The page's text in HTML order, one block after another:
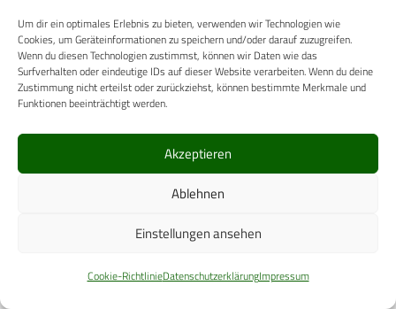
Um dir ein optimales Erlebnis zu bieten, verwenden wir Technologien wie
Cookies, um Geräteinformationen zu speichern und/oder darauf zuzugreifen.
Wenn du diesen Technologien zustimmst, können wir Daten wie das
Surfverhalten oder eindeutige IDs auf dieser Website verarbeiten. Wenn du deine
Zustimmung nicht erteilst oder zurückziehst, können bestimmte Merkmale und
Funktionen beeinträchtigt werden.
Akzeptieren
Ablehnen
Einstellungen ansehen
Cookie-RichtlinieDatenschutzerklärungImpressum
CPM EVENTS
KONTAKT
AUTORENHINWEISE
RECHTLICHES
Datenschutzerklärung